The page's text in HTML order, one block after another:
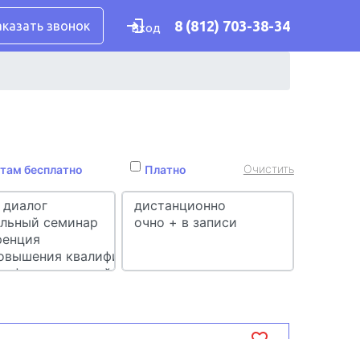
звонок Вход 8 (812) 703-38-34
бесплатно Платно Очистить